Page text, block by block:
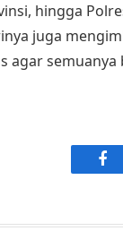
hingga
juga
agar semuanya